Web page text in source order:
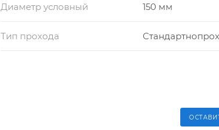
Диаметр условный 150 мм
Тип прохода